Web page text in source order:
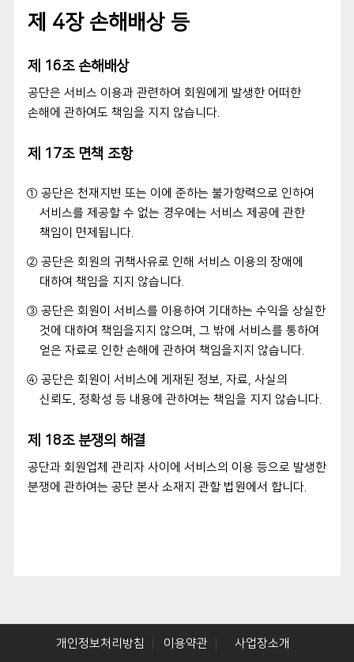
제 4장 손해배상 등
제 16조 손해배상
공단은 서비스 이용과 관련하여 회원에게 발생한 어떠한
손해에 관하여도 책임을 지지 않습니다.
제 17조 면책 조항
① 공단은 천재지변 또는 이에 준하는 불가항력으로 인하여
서비스를 제공할 수 없는 경우에는 서비스 제공에 관한
책임이 면제됩니다.
② 공단은 회원의 귀책사유로 인해 서비스 이용의 장애에
대하여 책임을 지지 않습니다.
③ 공단은 회원이 서비스를 이용하여 기대하는 수익을 상실한
것에 대하여 책임을지지 않으며, 그 밖에 서비스를 통하여
얻은 자료로 인한 손해에 관하여 책임을지지 않습니다.
④ 공단은 회원이 서비스에 게재된 정보, 자료, 사실의
신뢰도, 정확성 등 내용에 관하여는 책임을 지지 않습니다.
제 18조 분쟁의 해결
공단과 회원업체 관리자 사이에 서비스의 이용 등으로 발생한
분쟁에 관하여는 공단 본사 소재지 관할 법원에서 합니다.
개인정보처리방침 이용약관 사업장소개